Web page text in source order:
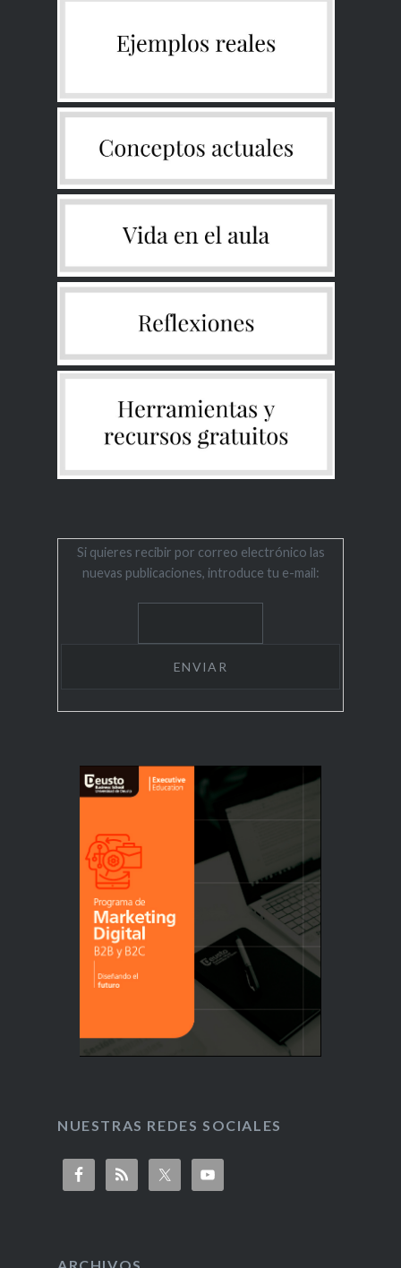
Si quieres recibir por correo electrónico las
nuevas publicaciones, introduce tu e-mail:
NUESTRAS REDES SOCIALES